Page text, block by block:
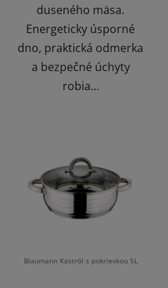
duseného mäsa.
Energeticky úsporné
dno, praktická odmerka
a bezpečné úchyty
robia...
Blaumann Kastról s pokrievkou 5L